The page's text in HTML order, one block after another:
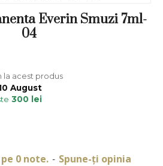
Everin Smuzi 7ml-
04
0 note. - Spune-ţi opinia
la acest produs
August
300 lei